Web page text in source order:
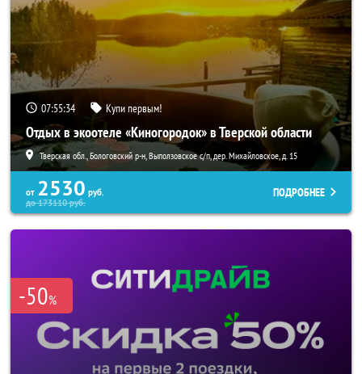
07:55:32 Купи первым!
Отдых в экоотеле «Киногородок» в Тверской области
Тверская обл., Бологовский р-н, Выползовское с/п, дер. Михайловское, д. 15
от 2530 руб.
до173110руб.
ПОДРОБНЕЕ
-50%